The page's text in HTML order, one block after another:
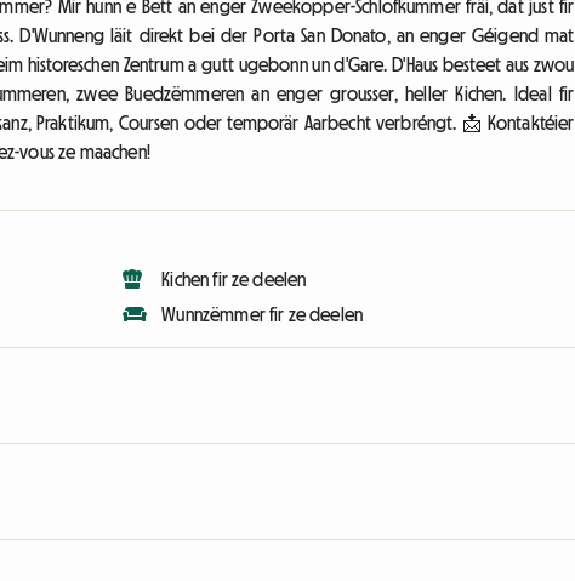
Mir hunn e Bett an enger Zweekopper-Schlofkummer fräi, dat just fir
D'Wunneng läit direkt bei der Porta San Donato, an enger Géigend mat
historeschen Zentrum a gutt ugebonn un d'Gare. D'Haus besteet aus zwou
zwee Buedzëmmeren an enger grousser, heller Kichen. Ideal fir
Praktikum, Coursen oder temporär Aarbecht verbréngt. 📩 Kontaktéier
vous ze maachen!
Kichen fir ze deelen
Wunnzëmmer fir ze deelen